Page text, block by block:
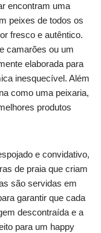
encontram uma
peixes de todos os
fresco e autêntico.
camarões ou um
elaborada para
inesquecível. Além
como uma peixaria,
produtos
e convidativo,
de praia que criam
são servidas em
garantir que cada
descontraída e a
para um happy